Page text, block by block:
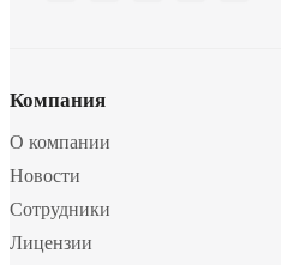
Компания
О компании
Новости
Сотрудники
Лицензии